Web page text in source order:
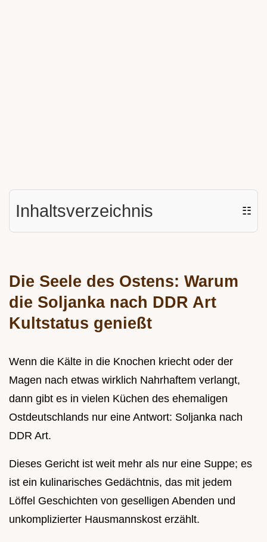
Inhaltsverzeichnis ☷
Die Seele des Ostens: Warum
die Soljanka nach DDR Art
Kultstatus genießt
Wenn die Kälte in die Knochen kriecht oder der
Magen nach etwas wirklich Nahrhaftem verlangt,
dann gibt es in vielen Küchen des ehemaligen
Ostdeutschlands nur eine Antwort: Soljanka nach
DDR Art.
Dieses Gericht ist weit mehr als nur eine Suppe; es
ist ein kulinarisches Gedächtnis, das mit jedem
Löffel Geschichten von geselligen Abenden und
unkomplizierter Hausmannskost erzählt.